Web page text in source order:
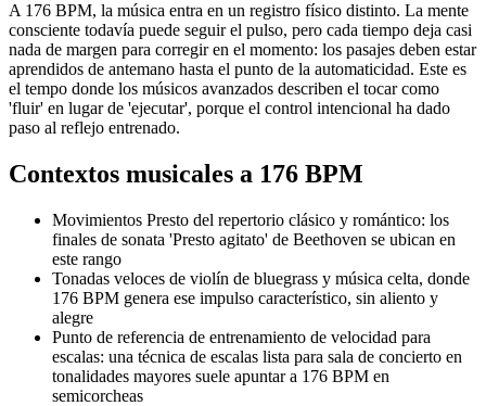
A 176 BPM, la música entra en un registro físico distinto. La mente
consciente todavía puede seguir el pulso, pero cada tiempo deja casi
nada de margen para corregir en el momento: los pasajes deben estar
aprendidos de antemano hasta el punto de la automaticidad. Este es
el tempo donde los músicos avanzados describen el tocar como
'fluir' en lugar de 'ejecutar', porque el control intencional ha dado
paso al reflejo entrenado.
Contextos musicales a 176 BPM
Movimientos Presto del repertorio clásico y romántico: los
finales de sonata 'Presto agitato' de Beethoven se ubican en
este rango
Tonadas veloces de violín de bluegrass y música celta, donde
176 BPM genera ese impulso característico, sin aliento y
alegre
Punto de referencia de entrenamiento de velocidad para
escalas: una técnica de escalas lista para sala de concierto en
tonalidades mayores suele apuntar a 176 BPM en
semicorcheas